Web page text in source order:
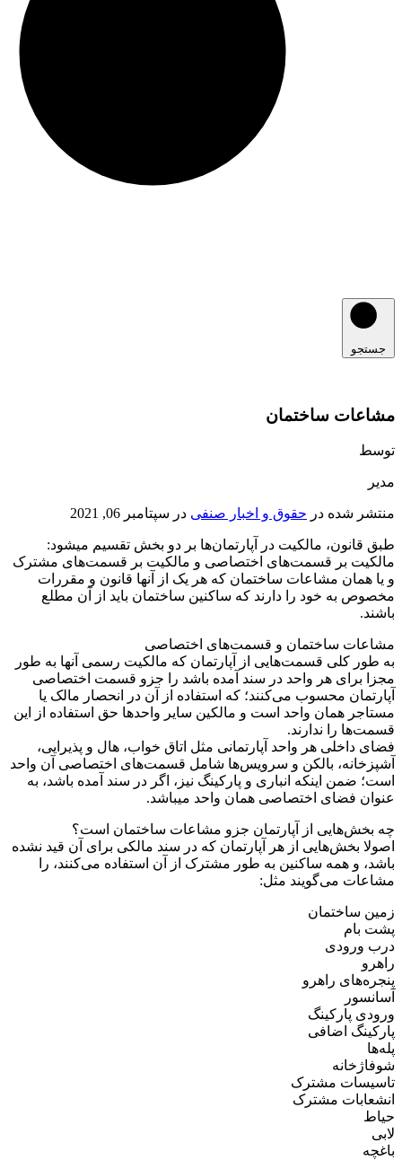
جستجو
مشاعات ساختمان
توسط
مدیر
منتشر شده در حقوق و اخبار صنفی در سپتامبر 06, 2021
طبق قانون، مالکیت در آپارتمان‌ها بر دو بخش تقسیم می‏‎شود:
مالکیت بر قسمت‌های اختصاصی و مالکیت بر قسمت‌های مشترک
و یا همان مشاعات ساختمان که هر یک از آنها قانون و مقررات
مخصوص به خود را دارند که ساکنین ساختمان باید از آن مطلع
باشند.
مشاعات ساختمان و قسمت‌های اختصاصی
به طور کلی قسمت‌هایی از آپارتمان که مالکیت رسمی آنها به طور
مجزا برای هر واحد در سند آمده باشد را جزو قسمت اختصاصی
آپارتمان محسوب می‌کنند؛ که استفاده از آن در انحصار مالک یا
مستاجر همان واحد است و مالکین سایر واحدها حق استفاده از این
قسمت‌ها را ندارند.
فضای داخلی هر واحد آپارتمانی مثل اتاق خواب، هال و پذیرایی،
آشپزخانه، بالکن و سرویس‌ها شامل قسمت‌های اختصاصی آن واحد
است؛ ضمن اینکه انباری و پارکینگ نیز، اگر در سند آمده باشد، به
عنوان فضای اختصاصی همان واحد میباشد.
چه بخش‌هایی از آپارتمان جزو مشاعات ساختمان است؟
اصولا بخش‌هایی از هر آپارتمان که در سند مالکی برای آن قید نشده
باشد، و همه ساکنین به طور مشترک از آن استفاده می‌کنند، را
مشاعات می‌گویند مثل:
زمین ساختمان
پشت بام
درب ورودی
راهرو
پنجره‌های راهرو
آسانسور
ورودی پارکینگ
پارکینگ اضافی
پله‌ها
شوفاژخانه
تاسیسات مشترک
انشعابات مشترک
حیاط
لابی
باغچه